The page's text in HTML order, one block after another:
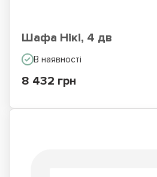
Шафа Нікі, 4 дв
В наявності
8 432 грн